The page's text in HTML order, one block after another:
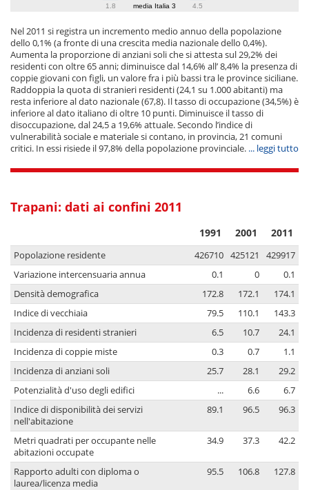
media Italia 3
1.8 4.5
Nel 2011 si registra un incremento medio annuo della popolazione
dello 0,1% (a fronte di una crescita media nazionale dello 0,4%).
Aumenta la proporzione di anziani soli che si attesta sul 29,2% dei
residenti con oltre 65 anni; diminuisce dal 14,6% all’ 8,4% la presenza di
coppie giovani con figli, un valore fra i più bassi tra le province siciliane.
Raddoppia la quota di stranieri residenti (24,1 su 1.000 abitanti) ma
resta inferiore al dato nazionale (67,8). Il tasso di occupazione (34,5%) è
inferiore al dato italiano di oltre 10 punti. Diminuisce il tasso di
disoccupazione, dal 24,5 a 19,6% attuale. Secondo l’indice di
vulnerabilità sociale e materiale si contano, in provincia, 21 comuni
critici. In essi risiede il 97,8% della popolazione provinciale. ... leggi tutto
Trapani: dati ai confini 2011
1991 2001 2011
Popolazione residente 426710 425121
429917
Variazione intercensuaria annua
0.1 0
0.1
Densità demografica
172.8 172.1
174.1
Indice di vecchiaia
79.5 110.1
143.3
Incidenza di residenti stranieri
6.5 10.7
24.1
Incidenza di coppie miste
0.3 0.7
1.1
Incidenza di anziani soli
25.7 28.1
29.2
Potenzialità d'uso degli edifici
... 6.6
6.7
Indice di disponibilità dei servizi
nell'abitazione
89.1 96.5 96.3
Metri quadrati per occupante nelle
abitazioni occupate
34.9 37.3 42.2
Rapporto adulti con diploma o
laurea/licenza media
95.5 106.8 127.8